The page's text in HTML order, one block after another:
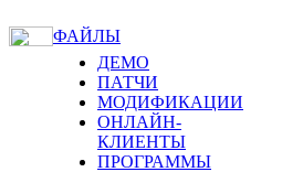
ФАЙЛЫ
ДЕМО
ПАТЧИ
МОДИФИКАЦИИ
ОНЛАЙН-
КЛИЕНТЫ
ПРОГРАММЫ